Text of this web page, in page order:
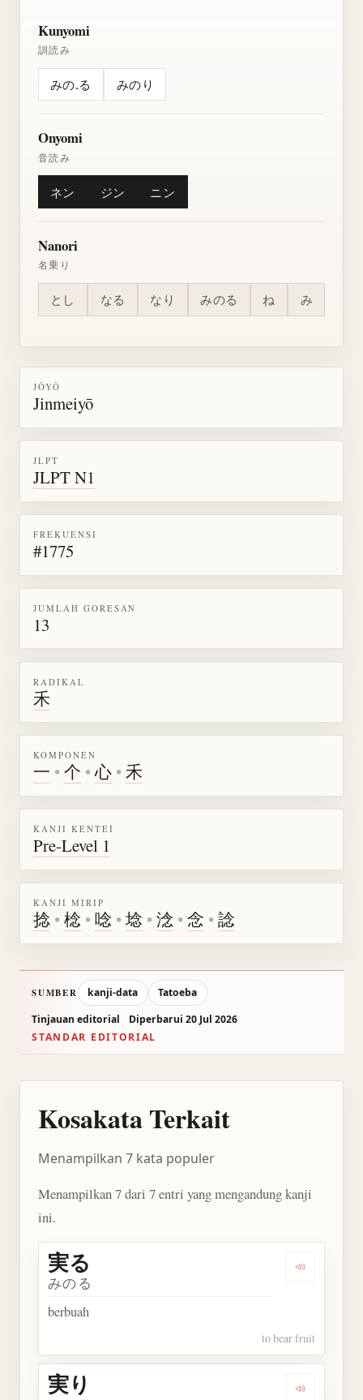
Kunyomi
訓読み
みの.る みのり
Onyomi
音読み
ネン ジン ニン
Nanori
名乗り
とし なる なり みのる ね み
JŌYŌ
Jinmeiyō
JLPT
JLPT N1
FREKUENSI
#1775
JUMLAH GORESAN
13
RADIKAL
禾
KOMPONEN
一 •个 •心 •禾
KANJI KENTEI
Pre-Level 1
KANJI MIRIP
捻 •棯 •唸 •埝 •淰 •念 •諗
SUMBER kanji-data
Tatoeba
Tinjauan editorial
Diperbarui 20 Jul 2026
STANDAR EDITORIAL
Kosakata Terkait
Menampilkan 7 kata populer
Menampilkan 7 dari 7 entri yang mengandung kanji
ini.
Dengarkan
実る
みのる
berbuah
to bear fruit
Dengarkan
実り